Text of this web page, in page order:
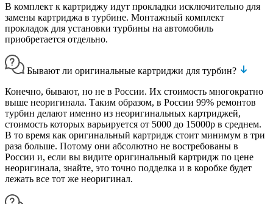
В комплект к картриджу идут прокладки исключительно для
замены картриджа в турбине. Монтажный комплект
прокладок для установки турбины на автомобиль
приобретается отдельно.
Бывают ли оригинальные картриджи для турбин?
Конечно, бывают, но не в России. Их стоимость многократно
выше неоригинала. Таким образом, в России 99% ремонтов
турбин делают именно из неоригинальных картриджей,
стоимость которых варьируется от 5000 до 15000р в среднем.
В то время как оригинальный картридж стоит минимум в три
раза больше. Потому они абсолютно не востребованы в
России и, если вы видите оригинальный картридж по цене
неоригинала, знайте, это точно подделка и в коробке будет
лежать все тот же неоригинал.